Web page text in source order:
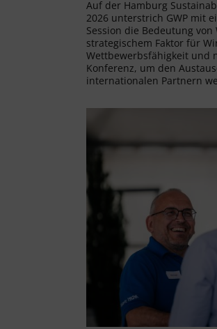
Auf der Hamburg
2026 unterstrich GWP mit
Session die Bedeutung von
strategischem Faktor für
Wettbewerbsfähigkeit und
Konferenz, um den
internationalen Partnern